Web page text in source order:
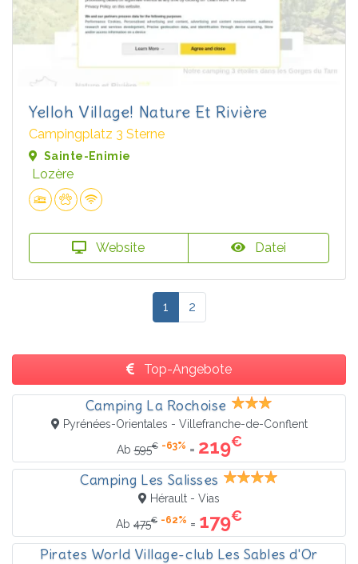
Yelloh Village! Nature Et Rivière
Campingplatz 3 Sterne
Sainte-Enimie
Lozère
Website Datei
1 2
Top-Angebote
Camping La Rochoise
Pyrénées-Orientales - Villefranche-de-Conflent
Ab595€ -63% = 219€
Camping Les Salisses
Hérault - Vias
Ab 475€ -62% = 179€
Pirates World Village-club Les Sables d'Or